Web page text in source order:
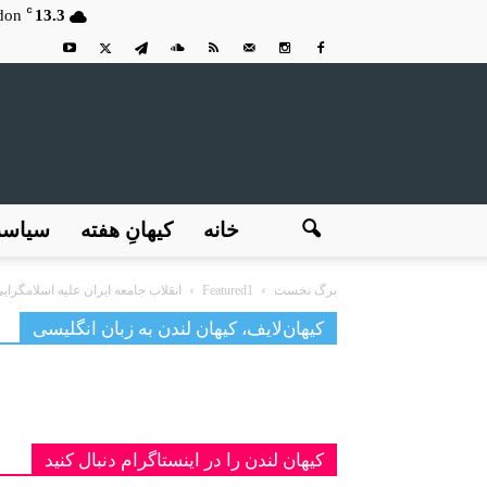
13.3
C
کیهانِ هفته خانه
برگ نخست Featured1 انقلاب جامعه ایران علیه
کیهان‌لایف، کیهان لندن به زبان انگلیسی
کیهان لندن را در اینستاگرام دنبال کنید